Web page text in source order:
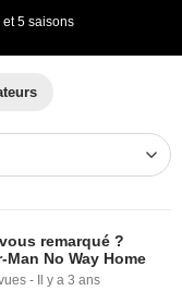
5 saisons
remarqué ?
Man No Way Home
- Il y a 3 ans